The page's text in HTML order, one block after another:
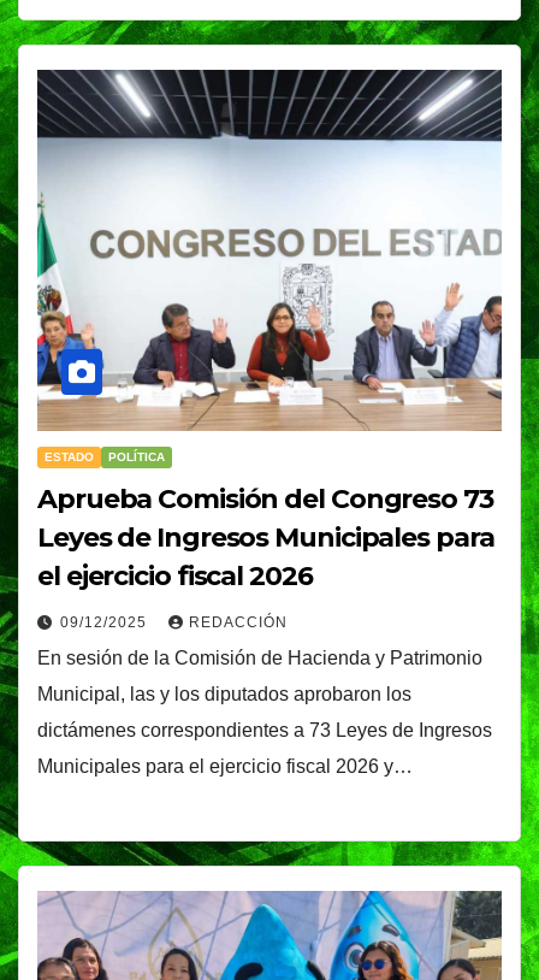
ESTADO POLÍTICA
Aprueba Comisión del Congreso 73
Leyes de Ingresos Municipales para
el ejercicio fiscal 2026
09/12/2025 REDACCIÓN
En sesión de la Comisión de Hacienda y Patrimonio
Municipal, las y los diputados aprobaron los
dictámenes correspondientes a 73 Leyes de Ingresos
Municipales para el ejercicio fiscal 2026 y…